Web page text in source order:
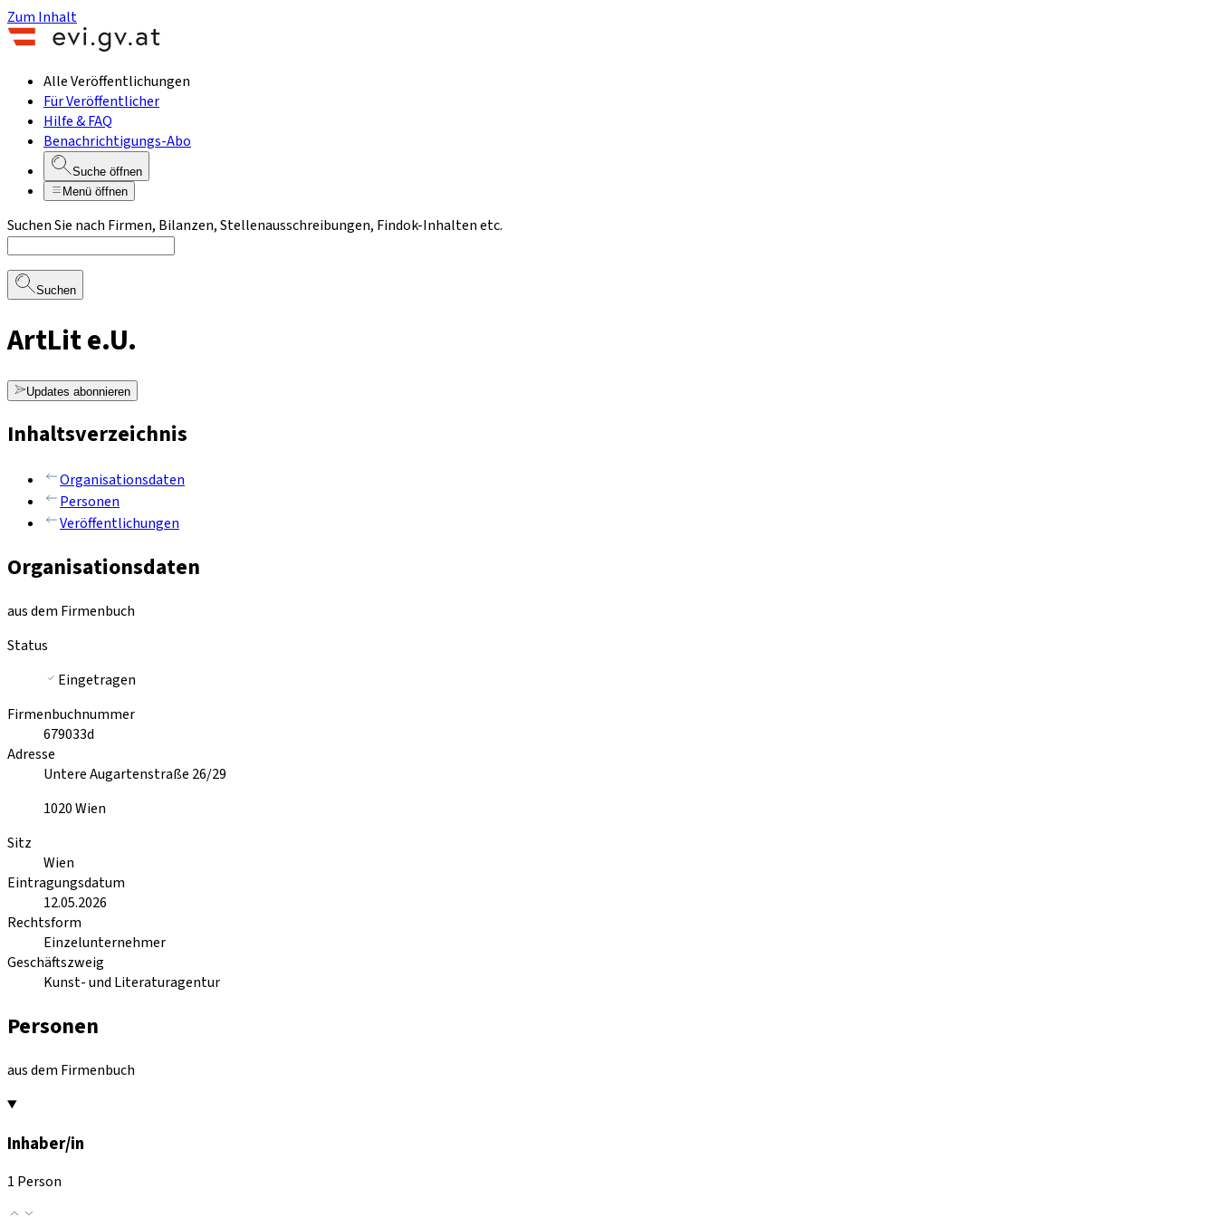
Zum Inhalt
Alle Veröffentlichungen
Für Veröffentlicher
Hilfe & FAQ
Benachrichtigungs-Abo
Suche öffnen
Menü öffnen
Suchen Sie nach Firmen, Bilanzen, Stellenausschreibungen, Findok-Inhalten etc.
Suchen
ArtLit e.U.
Updates abonnieren
Inhaltsverzeichnis
Organisationsdaten
Personen
Veröffentlichungen
Organisationsdaten
aus dem Firmenbuch
Status
Eingetragen
Firmenbuchnummer
679033d
Adresse
Untere Augartenstraße 26/29
1020Wien
Sitz
Wien
Eintragungsdatum
12.05.2026
Rechtsform
Einzelunternehmer
Geschäftszweig
Kunst- und Literaturagentur
Personen
aus dem Firmenbuch
Inhaber/in
1 Person